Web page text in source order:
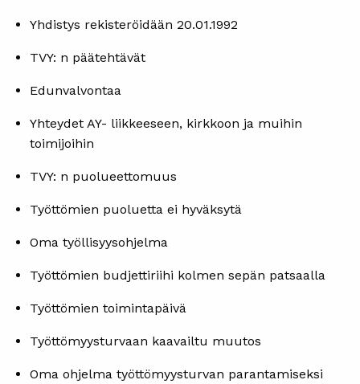
Yhdistys rekisteröidään 20.01.1992
TVY: n päätehtävät
Edunvalvontaa
Yhteydet AY- liikkeeseen, kirkkoon ja muihin
toimijoihin
TVY: n puolueettomuus
Työttömien puoluetta ei hyväksytä
Oma työllisyysohjelma
Työttömien budjettiriihi kolmen sepän patsaalla
Työttömien toimintapäivä
Työttömyysturvaan kaavailtu muutos
Oma ohjelma työttömyysturvan parantamiseksi